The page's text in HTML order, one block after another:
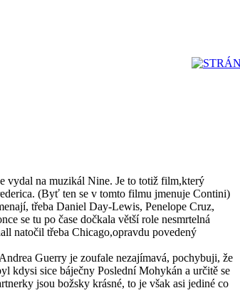
vydal na muzikál Nine. Je to totiž film,který
(Byť ten se v tomto filmu jmenuje Contini)
třeba Daniel Day-Lewis, Penelope Cruz,
se tu po čase dočkala větší role nesmrtelná
natočil třeba Chicago,opravdu povedený
Guerry je zoufale nezajímavá, pochybuji, že
kdysi sice báječny Poslední Mohykán a určitě se
jsou božsky krásné, to je však asi jediné co